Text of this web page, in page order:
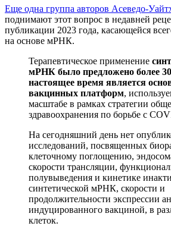
Еще одна группа авторов Асеведо-
поднимают этот вопрос в недавней
публикации 2023 года, касающейся
на основе мРНК.
Терапевтическое применение
мРНК было предложено более 30
настоящее время является
вакцинных платформ,
масштабе в рамках стратегии
здравоохранения по борьбе с
На сегодняшний день нет
исследований, посвященных
клеточному поглощению,
скорости трансляции,
полувыведения и кинетике
синтетической мРНК, скорости и
продолжительности экспрессии
индуцированного вакциной, в
клеток.